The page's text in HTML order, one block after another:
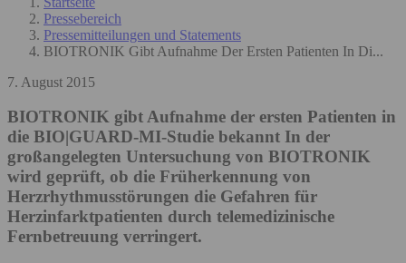
Pressebereich
Pressemitteilungen und Statements
BIOTRONIK Gibt Aufnahme Der Ersten Patienten In Di...
7. August 2015
BIOTRONIK gibt Aufnahme der ersten Patienten in
die BIO|GUARD-MI-Studie bekannt In der
großangelegten Untersuchung von BIOTRONIK
wird geprüft, ob die Früherkennung von
Herzrhythmusstörungen die Gefahren für
Herzinfarktpatienten durch telemedizinische
Fernbetreuung verringert.